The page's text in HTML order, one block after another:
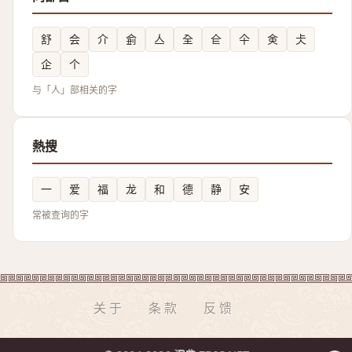
舒 会 介 侴 亼 全 仺 仐 㑒
仧
企
个
与「人」部相关的字
熱搜
一 爱 福 龙 和 德 静 安
常被查询的字
关于 条款 反馈